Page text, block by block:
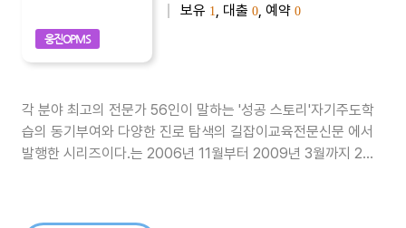
웅진OPMS
보유 1 , 대출 0 , 예약 0
각 분야 최고의 전문가 56인이 말하는 '성공 스토리'자기주도학
습의 동기부여와 다양한 진로 탐색의 길잡이교육전문신문 에서
발행한 시리즈이다.는 2006년 11월부터 2009년 3월까지 2년